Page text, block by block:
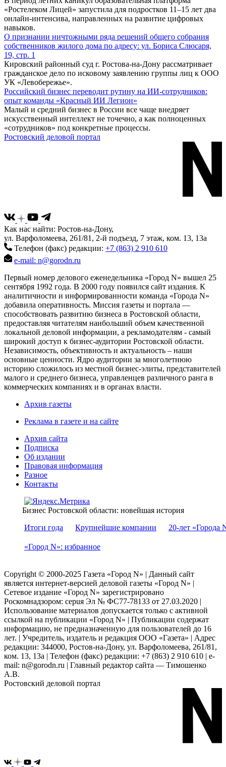
«Ростелеком Лицей» запустила для подростков 11–15 лет два
онлайн-интенсива, направленных на развитие цифровых
навыков.
О признании ничтожными ряда решений общего собрания
собственников жилого дома по адресу: ул. Бориса Слюсаря,
19, стр. 1
Кировский районный суд г. Ростова-на-Дону рассматривает
гражданское дело по исковому заявлению группы лиц к ООО
УК «Левобережье».
Российский бизнес переводит рутину на ИИ-сотрудников:
опыт команды «Красный ИИ Легион»
Малый и средний бизнес в России все чаще внедряет
искусственный интеллект не точечно, а как полноценных
«сотрудников» под конкретные процессы.
Ростовский деловой портал
Как нас найти: Ростов-на-Дону,
ул. Варфоломеева, 261/81, 2-й подъезд, 7 этаж, ком. 13, 13а
Телефон (факс) редакции: +7 (863) 2 910 610
e-mail: n@gorodn.ru
Первый номер делового еженедельника «Город N» вышел 25
сентября 1992 года. В 2000 году появился сайт издания. К
аналитичности и информированности команда «Города N»
добавила оперативность. Миссия газеты и портала —
способствовать развитию бизнеса в Ростовской области,
предоставляя читателям наибольший объем качественной
локальной деловой информации, а рекламодателям - самый
широкий доступ к бизнес-аудитории Ростовской области.
Независимость, объективность и актуальность – наши
основные ценности. Ядро аудитории за многолетнюю
историю сложилось из местной бизнес-элиты, представителей
малого и среднего бизнеса, управленцев различного ранга в
коммерческих компаниях и в органах власти.
Архив газеты
Реклама в газете и на сайте
Архив сайта
Подписка
Об издании
Правовая информация
Разное
Контакты
Бизнес Ростовской области: новейшая история
Итоги года
Крупнейшие компании 20-лет «Города
«Город N»: избранное
Copyright © 2000-2025 Газета «Город N» | Данный сайт
является интернет-версией деловой газеты «Город N» |
Сетевое издание «Город N» зарегистрировано
Роскомнадзором: серuя Эл № ФС77-78133 от 27.03.2020 |
Использование материалов допускается только с активной
ссылкой на публикации «Город N» | Публикации содержат
информацию, не предназначенную для пользователей до 16
лет. | Учредитель, издатель и редакция ООО «Газета» | Адрес
редакции: 344000, Ростов-на-Дону, ул. Варфоломеева, 261/81,
ком. 13, 13а | Телефон (факс) редакции: +7 (863) 2 910 610 | e-
mail: n@gorodn.ru | Главный редактор сайта — Тимошенко
А.В.
Ростовский деловой портал